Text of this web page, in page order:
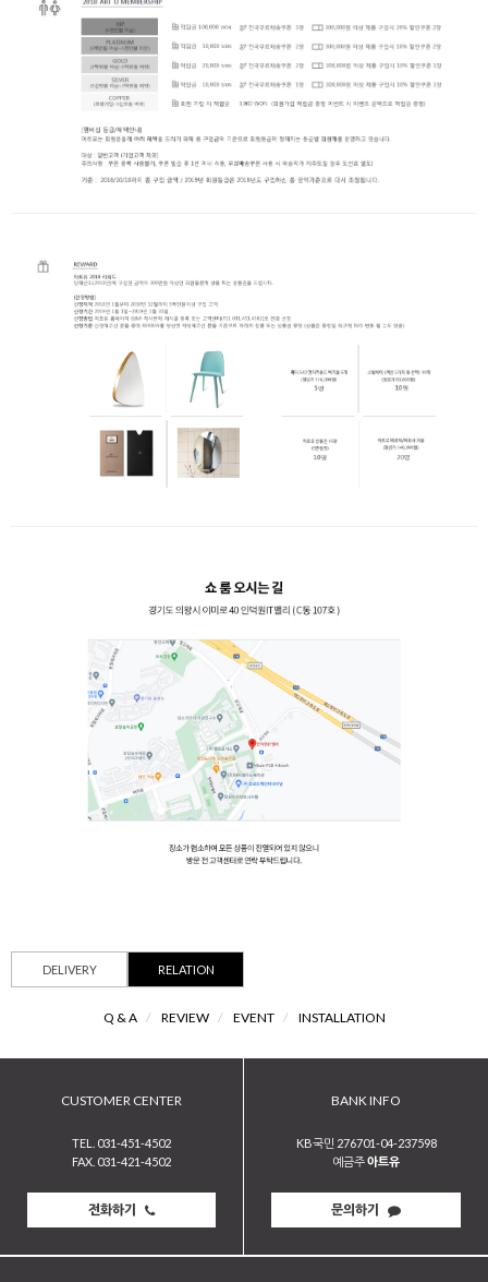
DELIVERY RELATION
Q & A / REVIEW / EVENT / INSTALLATION
CUSTOMER CENTER
TEL. 031-451-4502
FAX. 031-421-4502
전화하기
BANK INFO
KB국민 276701-04-237598
예금주아트유
문의하기